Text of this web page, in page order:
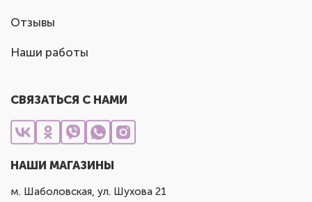
Отзывы
Наши работы
СВЯЗАТЬСЯ С НАМИ
НАШИ МАГАЗИНЫ
м. Шаболовская, ул. Шухова 21